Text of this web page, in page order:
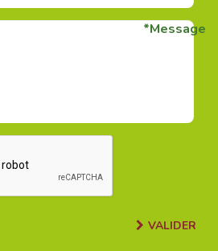
Message
VALIDER